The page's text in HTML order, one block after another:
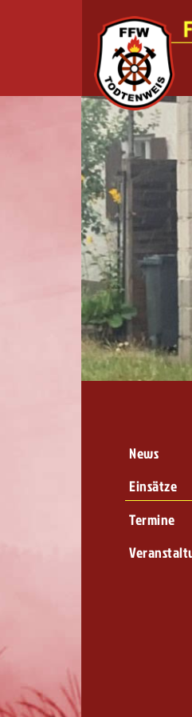
News
Einsätze
Termine